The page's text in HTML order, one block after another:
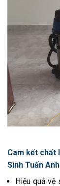
Cam kết chất
Sinh Tuấn Anh
Hiệu quả vệ